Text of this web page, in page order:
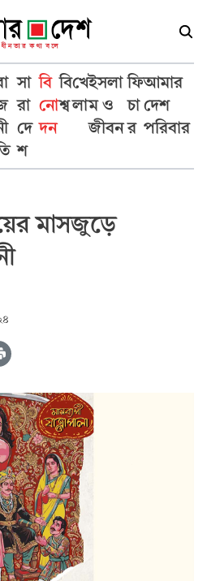
সা
রা
দে
শ
বি
নো
দন
বি
শ্ব
খে
লা
ইসলা
ম ও
জীবন
ফি
চা
র
আমার
দেশ
পরিবার
মাসজুড়ে